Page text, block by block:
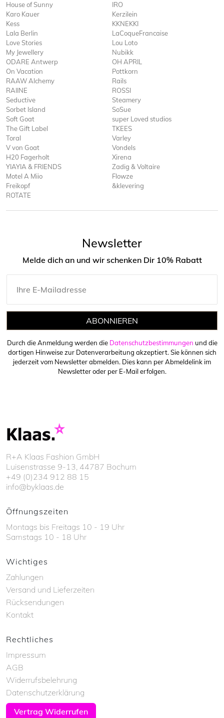
House of Sunny
IRO
Karo Kauer
Kerzilein
Kess
KKNEKKI
Lala Berlin
LaCoqueFrancaise
Love Stories
Lou Loto
My Jewellery
Nubikk
ODARE Antwerp
OH APRIL
On Vacation
Pottkorn
RAAW Alchemy
Rails
RAIINE
ROSSI
Seductive
Steamery
Sorbet Island
SoSue
Soft Goat
super Loved studios
The Gift Label
TKEES
Toral
Varley
V von Goat
Vondels
H20 Fagerholt
Xirena
YIAYIA & FRIENDS
Zadig & Voltaire
Motel A Miio
Flowze
Freikopf
&klevering
ROTATE
Newsletter
Melde dich an und wir schenken Dir 10% Rabatt
ABONNIEREN
Durch die Anmeldung werden die Datenschutzbestimmungen und die
dortigen Hinweise zur Datenverarbeitung akzeptiert. Sie können sich
jederzeit vom Newsletter abmelden. Dies kann per Abmeldelink im
Newsletter oder per E-Mail erfolgen.
R+A Klaas Fashion GmbH
Luisenstrasse 9-13, 44787 Bochum
+49 (0)234 912 88 15
info@byklaas.de
Öffnungszeiten
Montags bis Freitags 10 - 19 Uhr
Samstags 10 - 18 Uhr
Wichtiges
Zahlungen
Versand und Lieferzeiten
Rücksendungen
Kontakt
Rechtliches
Impressum
AGB
Widerrufsbelehrung
Datenschutzerklärung
Vertrag Widerrufen